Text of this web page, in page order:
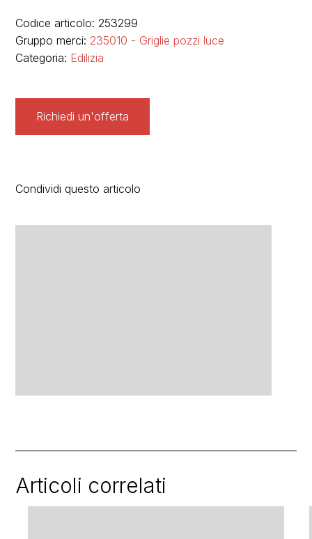
Codice articolo: 253299
Gruppo merci: 235010 - Griglie pozzi luce
Categoria: Edilizia
Richiedi un'offerta
Condividi questo articolo
Articoli correlati